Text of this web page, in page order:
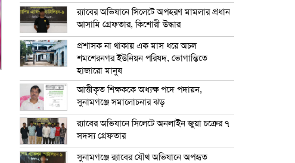
র‍্যাবের অভিযানে সিলেটে অপহরণ মামলার প্রধান
আসামি গ্রেফতার, কিশোরী উদ্ধার
প্রশাসক না থাকায় এক মাস ধরে অচল
শমশেরনগর ইউনিয়ন পরিষদ, ভোগান্তিতে
হাজারো মানুষ
আত্তীকৃত শিক্ষককে অধ্যক্ষ পদে পদায়ন,
সুনামগঞ্জে সমালোচনার ঝড়
র‍্যাবের অভিযানে সিলেটে অনলাইন জুয়া চক্রের ৭
সদস্য গ্রেফতার
সুনামগঞ্জে র‍্যাবের যৌথ অভিযানে অপহৃত